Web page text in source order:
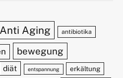
Anti Aging antibiotika
bewegung
diät entspannung erkältung